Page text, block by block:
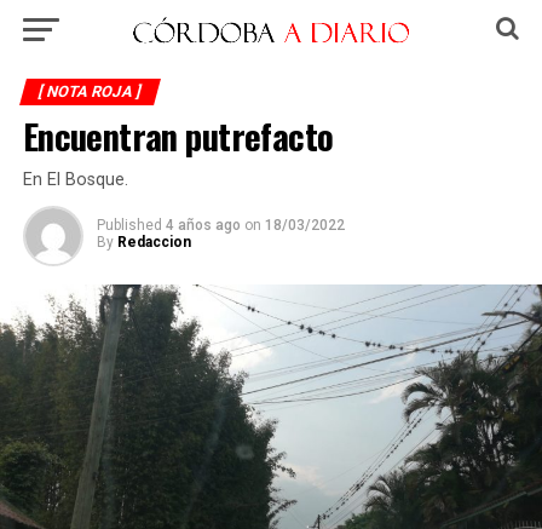
[ NOTA ROJA ]
Encuentran putrefacto
En El Bosque.
Published 4 años ago on 18/03/2022
By Redaccion